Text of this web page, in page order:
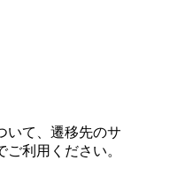
いて、遷移先のサ
利用ください。